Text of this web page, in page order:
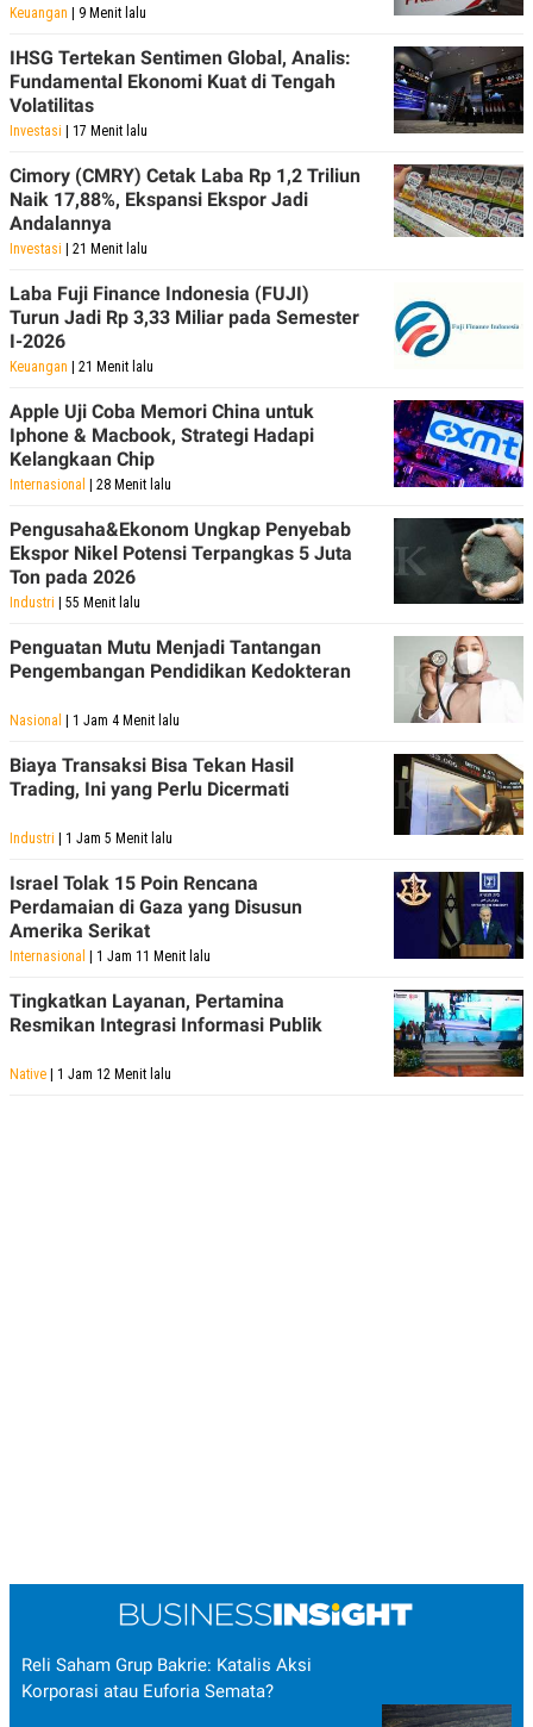
Keuangan | 9 Menit lalu
IHSG Tertekan Sentimen Global, Analis:
Fundamental Ekonomi Kuat di Tengah
Volatilitas
Investasi | 17 Menit lalu
Cimory (CMRY) Cetak Laba Rp 1,2 Triliun
Naik 17,88%, Ekspansi Ekspor Jadi
Andalannya
Investasi | 21 Menit lalu
Laba Fuji Finance Indonesia (FUJI)
Turun Jadi Rp 3,33 Miliar pada Semester
I-2026
Keuangan | 21 Menit lalu
Apple Uji Coba Memori China untuk
Iphone & Macbook, Strategi Hadapi
Kelangkaan Chip
Internasional | 28 Menit lalu
Pengusaha&Ekonom Ungkap Penyebab
Ekspor Nikel Potensi Terpangkas 5 Juta
Ton pada 2026
Industri | 55 Menit lalu
Penguatan Mutu Menjadi Tantangan
Pengembangan Pendidikan Kedokteran
Nasional | 1 Jam 4 Menit lalu
Biaya Transaksi Bisa Tekan Hasil
Trading, Ini yang Perlu Dicermati
Industri | 1 Jam 5 Menit lalu
Israel Tolak 15 Poin Rencana
Perdamaian di Gaza yang Disusun
Amerika Serikat
Internasional | 1 Jam 11 Menit lalu
Tingkatkan Layanan, Pertamina
Resmikan Integrasi Informasi Publik
Native | 1 Jam 12 Menit lalu
Reli Saham Grup Bakrie: Katalis Aksi
Korporasi atau Euforia Semata?